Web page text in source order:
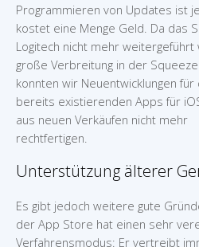
Programmieren von Updates ist
kostet eine Menge Geld. Da das
Logitech nicht mehr
große Verbreitung in der
konnten wir Neuentwicklungen für
bereits existierenden Apps für
aus neuen Verkäufen nicht mehr
rechtfertigen.
Unterstützung älterer
Es gibt jedoch weitere gute
der App Store hat einen sehr
Verfahrensmodus: Er vertreibt